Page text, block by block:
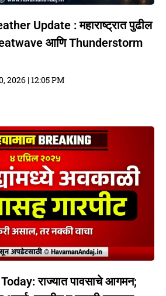
Update : महाराष्ट्रात पुढील
आणि Thunderstorm
2026 12:05 PM
राज्यात पावसाचे आगमन;